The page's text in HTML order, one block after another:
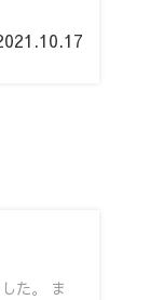
た。 ま